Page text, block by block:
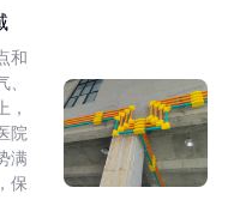
和
，
院
满
保